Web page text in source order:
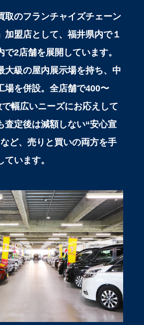
取のフランチャイズチェーン
加盟店として、福井県内で１
で2店舗を展開しています。
大級の屋内展示場を持ち、中
場を併設。全店舗で400〜
幅広いニーズにお応えして
査定後は減額しない“安心宣
ど、売りと買いの両方を手
います。